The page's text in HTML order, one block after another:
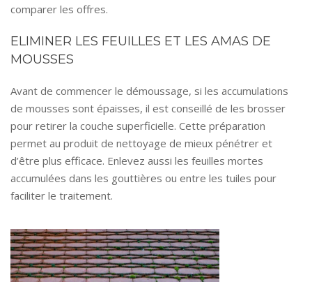
comparer les offres.
ELIMINER LES FEUILLES ET LES AMAS DE
MOUSSES
Avant de commencer le démoussage, si les accumulations
de mousses sont épaisses, il est conseillé de les brosser
pour retirer la couche superficielle. Cette préparation
permet au produit de nettoyage de mieux pénétrer et
d’être plus efficace. Enlevez aussi les feuilles mortes
accumulées dans les gouttières ou entre les tuiles pour
faciliter le traitement.